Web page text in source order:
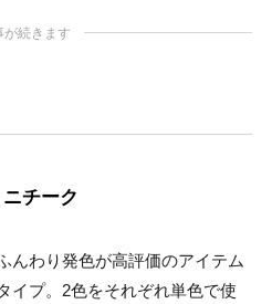
が続きます
チーク
んわり発色が高評価のアイテム
イプ。2色をそれぞれ単色で使